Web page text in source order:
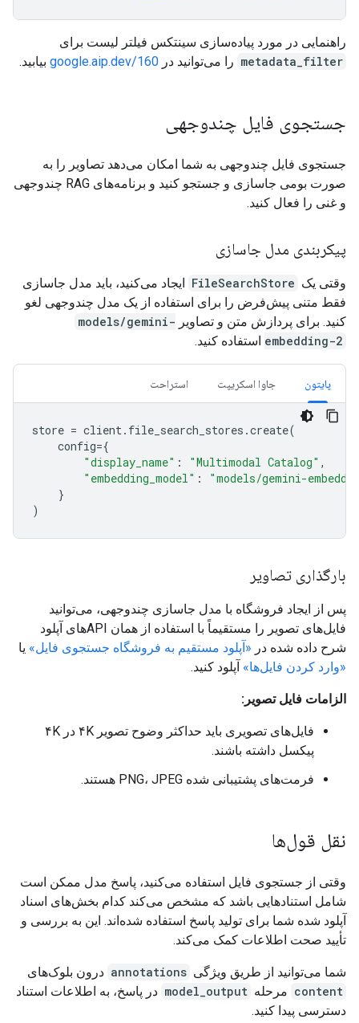
راهنمایی در مورد پیاده‌سازی سینتکس فیلتر لیست برای
metadata_filter را می‌توانید در google.aip.dev/160 بیابید.
جستجوی فایل چندوجهی
جستجوی فایل چندوجهی به شما امکان می‌دهد تصاویر را به
صورت بومی جاسازی و جستجو کنید و برنامه‌های RAG چندوجهی
و غنی را فعال کنید.
پیکربندی مدل جاسازی
وقتی یک FileSearchStore ایجاد می‌کنید، باید مدل جاسازی
فقط متنی پیش‌فرض را برای استفاده از یک مدل چندوجهی لغو
کنید. برای پردازش متن و تصاویر models/gemini-
embedding-2 استفاده کنید.
پایتون جاوا اسکریپت استراحت
store = client. file_search_stores .create(
config={
"display_name" : "Multimodal Catalog" ,
"embedding_model" :
"models/gemini-
}
)
بارگذاری تصاویر
پس از ایجاد فروشگاه با مدل جاسازی چندوجهی، می‌توانید
فایل‌های تصویر را مستقیماً با استفاده از همان APIهای آپلود
شرح داده شده در «آپلود مستقیم به فروشگاه جستجوی فایل» یا
«وارد کردن فایل‌ها» آپلود کنید.
الزامات فایل تصویر:
فایل‌های تصویری باید حداکثر وضوح تصویر ۴K در ۴K
پیکسل داشته باشند.
فرمت‌های پشتیبانی شده PNG، JPEG هستند.
نقل قول‌ها
وقتی از جستجوی فایل استفاده می‌کنید، پاسخ مدل ممکن است
شامل استنادهایی باشد که مشخص می‌کند کدام بخش‌های اسناد
آپلود شده شما برای تولید پاسخ استفاده شده‌اند. این به بررسی و
تأیید صحت اطلاعات کمک می‌کند.
شما می‌توانید از طریق ویژگی annotations درون بلوک‌های
content مرحله model_output در پاسخ، به اطلاعات استناد
دسترسی پیدا کنید.